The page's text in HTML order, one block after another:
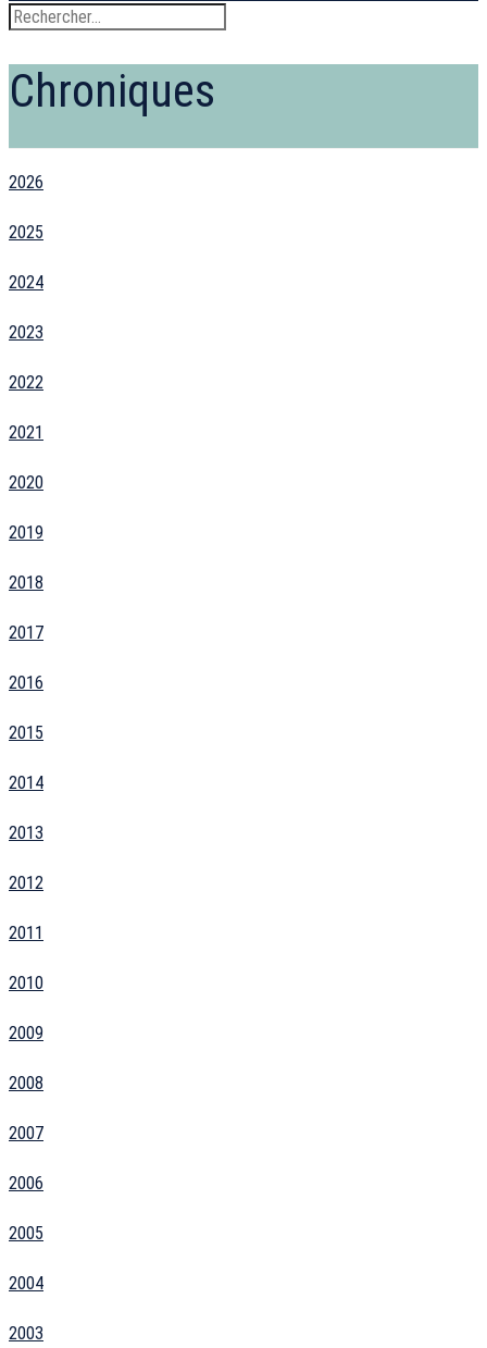
Chroniques
2026
2025
2024
2023
2022
2021
2020
2019
2018
2017
2016
2015
2014
2013
2012
2011
2010
2009
2008
2007
2006
2005
2004
2003